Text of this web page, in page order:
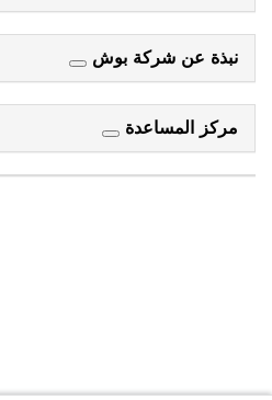
نبذة عن شركة بوش
مركز المساعدة